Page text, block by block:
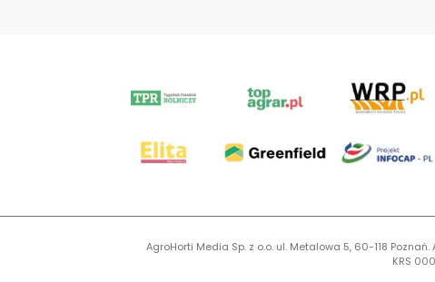
AgroHorti Media Sp. z o.o. ul. Metalowa 5, 60-118
KRS